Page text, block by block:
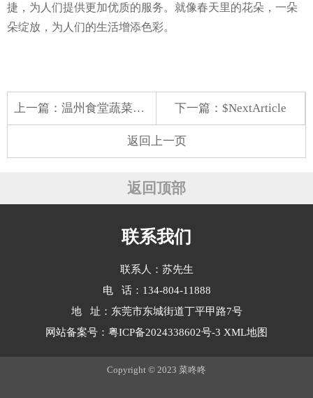
捷，为人们提供更加优质的服务。就像春天里的花朵，一朵
朵绽放，为人们的生活增添色彩。
上一篇： 温州食堂蔬菜配送公司 下一篇：$NextArticle
返回上一页
返回顶部
联系我们
联系人：苏先生
电 话：134-804-11888
地 址：东莞市东城街道丁平甲路7号
网站备案号： 粤ICP备2024338602号-3 XML地图
Copyright © 2023 菜咚咚